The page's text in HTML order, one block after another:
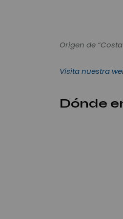
Origen de
Visita nuestra
Dónde